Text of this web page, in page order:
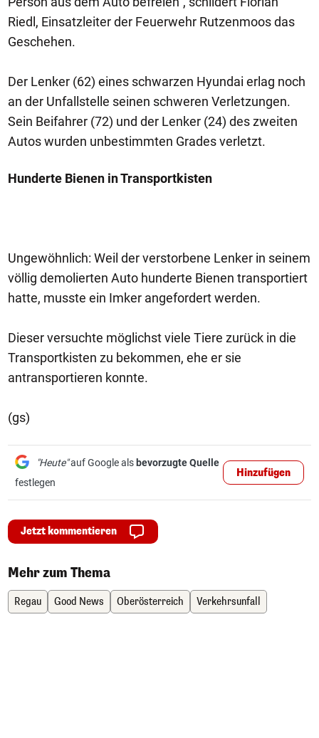
Riedl, Einsatzleiter der Feuerwehr Rutzenmoos das
Geschehen.
Der Lenker (62) eines schwarzen Hyundai erlag noch
an der Unfallstelle seinen schweren Verletzungen.
Sein Beifahrer (72) und der Lenker (24) des zweiten
Autos wurden unbestimmten Grades verletzt.
Hunderte Bienen in Transportkisten
Ungewöhnlich: Weil der verstorbene Lenker in seinem
völlig demolierten Auto hunderte Bienen transportiert
hatte, musste ein Imker angefordert werden.
Dieser versuchte möglichst viele Tiere zurück in die
Transportkisten zu bekommen, ehe er sie
antransportieren konnte.
(gs)
"Heute"auf Google als bevorzugte Quelle
festlegen
Hinzufügen
Jetzt kommentieren
Mehr zum Thema
Regau Good News Oberösterreich Verkehrsunfall